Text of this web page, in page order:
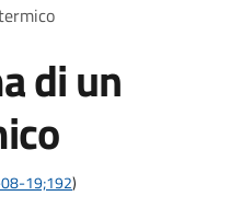
di un
19;192)